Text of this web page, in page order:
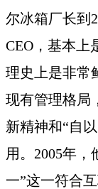
尔冰箱厂长到
CEO，基本上
理史上是非常
现有管理格局
新精神和“自
用。2005年
一”这一符合